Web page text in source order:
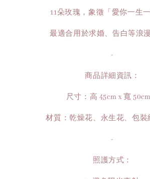
11朵玫瑰，象徵「愛你一生
最適合用於求婚、告白等浪漫
-
商品詳細資訊：
尺寸：高 45cm x 寬 50cm
材質：乾燥花、永生花、包裝
-
照護方式：